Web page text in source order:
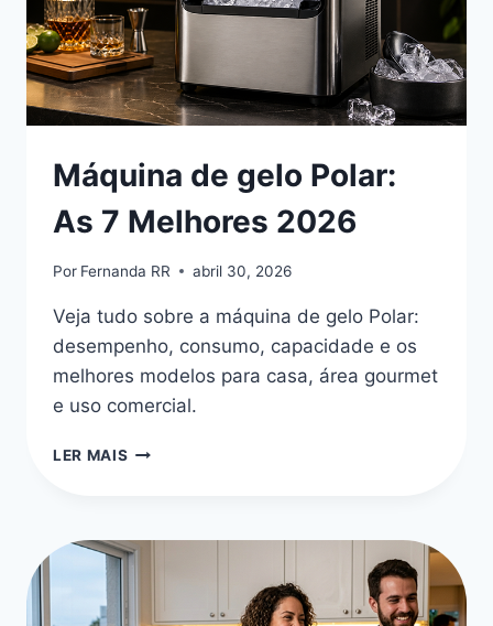
Máquina de gelo Polar:
As 7 Melhores 2026
Por Fernanda RR abril 30, 2026
Veja tudo sobre a máquina de gelo Polar:
desempenho, consumo, capacidade e os
melhores modelos para casa, área gourmet
e uso comercial.
LER MAIS MÁQUINA
AS
7